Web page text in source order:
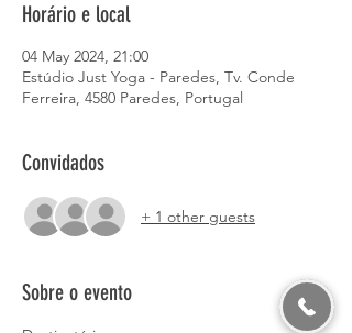
Horário e local
04 May 2024, 21:00
Estúdio Just Yoga - Paredes, Tv. Conde
Ferreira, 4580 Paredes, Portugal
Convidados
+ 1 other guests
Sobre o evento